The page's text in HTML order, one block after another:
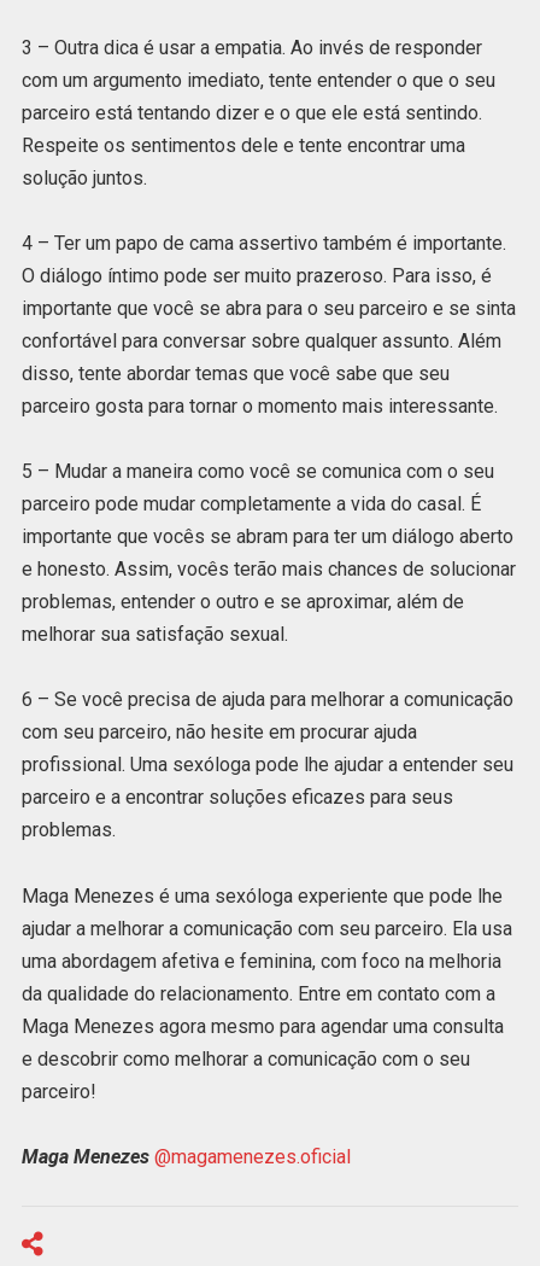
3 – Outra dica é usar a empatia. Ao invés de responder
com um argumento imediato, tente entender o que o seu
parceiro está tentando dizer e o que ele está sentindo.
Respeite os sentimentos dele e tente encontrar uma
solução juntos.
4 – Ter um papo de cama assertivo também é importante.
O diálogo íntimo pode ser muito prazeroso. Para isso, é
importante que você se abra para o seu parceiro e se sinta
confortável para conversar sobre qualquer assunto. Além
disso, tente abordar temas que você sabe que seu
parceiro gosta para tornar o momento mais interessante.
5 – Mudar a maneira como você se comunica com o seu
parceiro pode mudar completamente a vida do casal. É
importante que vocês se abram para ter um diálogo aberto
e honesto. Assim, vocês terão mais chances de solucionar
problemas, entender o outro e se aproximar, além de
melhorar sua satisfação sexual.
6 – Se você precisa de ajuda para melhorar a comunicação
com seu parceiro, não hesite em procurar ajuda
profissional. Uma sexóloga pode lhe ajudar a entender seu
parceiro e a encontrar soluções eficazes para seus
problemas.
Maga Menezes é uma sexóloga experiente que pode lhe
ajudar a melhorar a comunicação com seu parceiro. Ela usa
uma abordagem afetiva e feminina, com foco na melhoria
da qualidade do relacionamento. Entre em contato com a
Maga Menezes agora mesmo para agendar uma consulta
e descobrir como melhorar a comunicação com o seu
parceiro!
Maga Menezes @magamenezes.oficial